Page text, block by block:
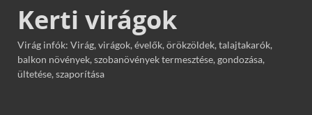
Kerti virágok
Virág infók: Virág, virágok, évelők, örökzöldek, talajtakarók,
balkon növények, szobanövények termesztése, gondozása,
ültetése, szaporítása